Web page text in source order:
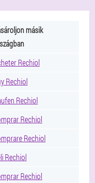
másik
Rechiol
Rechiol
Rechiol
Rechiol
Rechiol
Rechiol
Rechiol